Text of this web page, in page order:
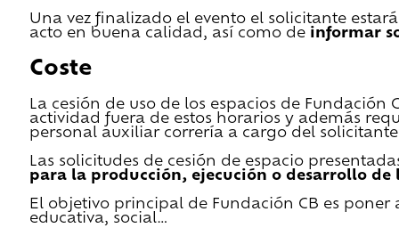
Una vez finalizado el evento el solicitante
acto en buena calidad, así como de informar
Coste
La cesión de uso de los espacios de
actividad fuera de estos horarios y además
personal auxiliar correría a cargo del
Las solicitudes de cesión de espacio
para la producción, ejecución o desarrollo de
El objetivo principal de Fundación CB es
educativa, social…